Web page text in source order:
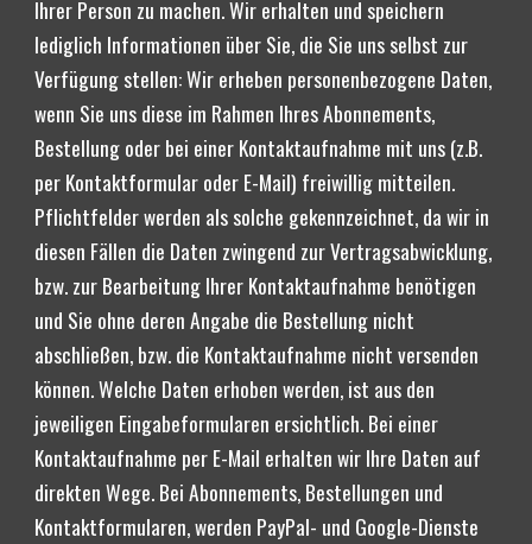
Ihrer Person zu machen. Wir erhalten und speichern
lediglich Informationen über Sie, die Sie uns selbst zur
Verfügung stellen: Wir erheben personenbezogene Daten,
wenn Sie uns diese im Rahmen Ihres Abonnements,
Bestellung oder bei einer Kontaktaufnahme mit uns (z.B.
per Kontaktformular oder E-Mail) freiwillig mitteilen.
Pflichtfelder werden als solche gekennzeichnet, da wir in
diesen Fällen die Daten zwingend zur Vertragsabwicklung,
bzw. zur Bearbeitung Ihrer Kontaktaufnahme benötigen
und Sie ohne deren Angabe die Bestellung nicht
abschließen, bzw. die Kontaktaufnahme nicht versenden
können. Welche Daten erhoben werden, ist aus den
jeweiligen Eingabeformularen ersichtlich. Bei einer
Kontaktaufnahme per E-Mail erhalten wir Ihre Daten auf
direkten Wege. Bei Abonnements, Bestellungen und
Kontaktformularen, werden PayPal- und Google-Dienste